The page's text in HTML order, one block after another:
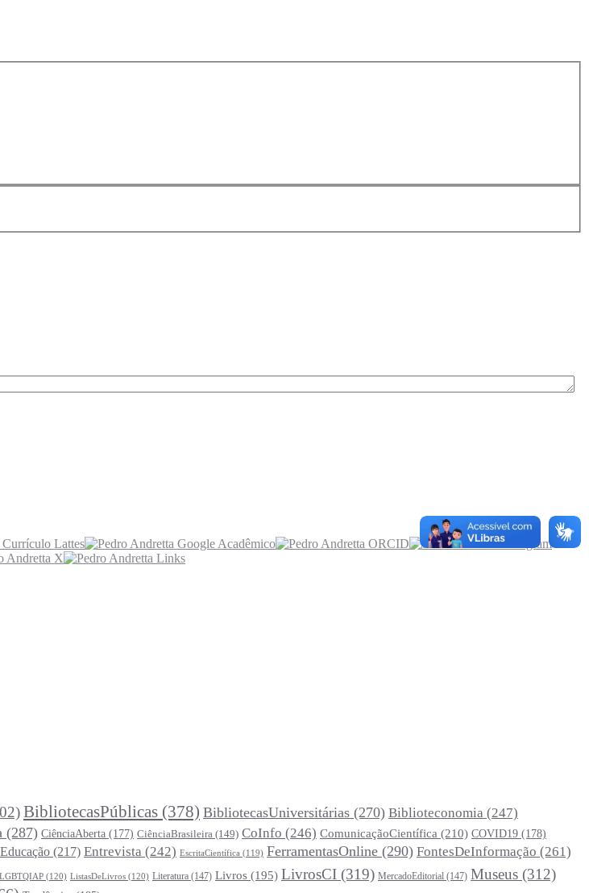
BibliotecasPúblicas (378) BibliotecasUniversitárias (270) Biblioteconomia (247)
(287) CiênciaAberta (177) CiênciaBrasileira (149) CoInfo (246) ComunicaçãoCientífica (210) COVID19 (178)
Educação (217) Entrevista (242) EscritaCientífica (119) FerramentasOnline (290) FontesDeInformação (261)
LGBTQIAP (120) ListasDeLivros (120) Literatura (147) Livros (195) LivrosCI (319) MercadoEditorial (147) Museus (312)